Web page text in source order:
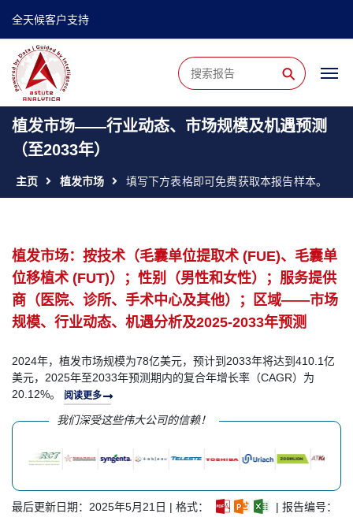
全天候客户支持
⚲
植发市场——行业动态、市场规模及机遇预测
（至2033年）
主页 植发市场 填写下方表格即可免费获取本报告样本。
植发市场：按技术（毛囊单位提取术 (FUE)、毛囊单
位移植术 (FUT)）；性别（男性和女性）；服务提供
商（医院、诊所、手术中心及其他）；区域——市场
规模、行业动态、机遇分析及2025-2033年预测
2024年，植发市场规模为78亿美元，预计到2033年将达到410.1亿
美元，2025年至2033年预测期内的复合年增长率（CAGR）为
20.12%。
阅读更多
我们深受这些伟大公司的信赖！
最后更新日期：2025年5月21日 | 格式：
| 报告编号：